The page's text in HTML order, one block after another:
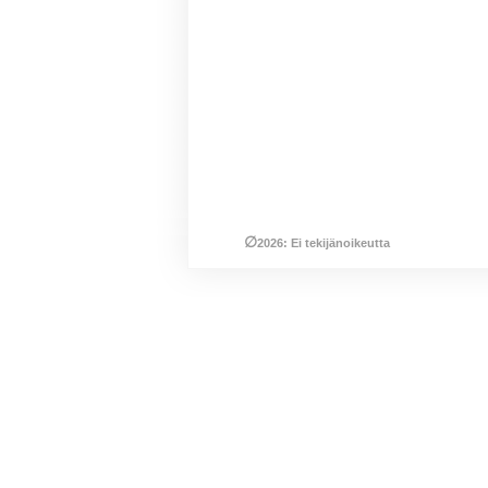
∅2026: Ei tekijänoikeutta